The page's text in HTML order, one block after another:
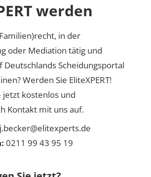
werden
in der
oder Mediation tätig und
Deutschlands Scheidungsportal
Werden Sie EliteXPERT!
jetzt kostenlos und
Kontakt mit uns auf.
j.becker@elitexperts.de
0211 99 43 95 19